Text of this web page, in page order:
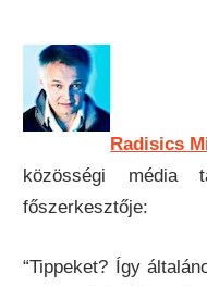
Radisics
közösségi média
főszerkesztője:
“Tippeket? Így